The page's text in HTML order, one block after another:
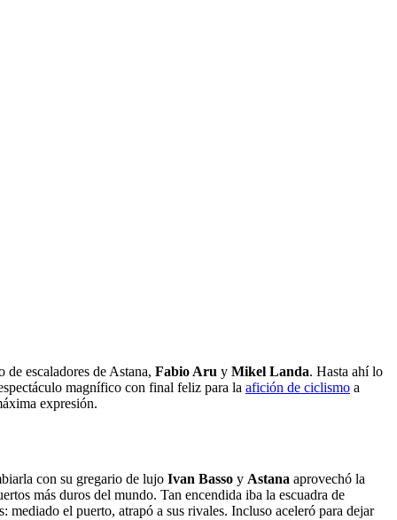
escaladores de Astana, Fabio Aru y Mikel Landa. Hasta ahí lo
magnífico con final feliz para la afición de ciclismo a
expresión.
con su gregario de lujo Ivan Basso y Astana aprovechó la
más duros del mundo. Tan encendida iba la escuadra de
el puerto, atrapó a sus rivales. Incluso aceleró para dejar